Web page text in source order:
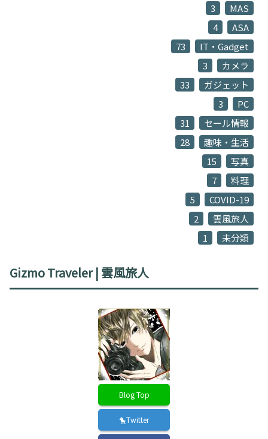
MAS
3
ASA
4
IT・Gadget
73
カメラ
3
ガジェット
33
PC
3
セール情報
31
趣味・生活
28
写真
15
料理
7
COVID-19
5
雲風旅人
2
未分類
1
Gizmo Traveler | 雲風旅人
Blog Top
🐤Twitter